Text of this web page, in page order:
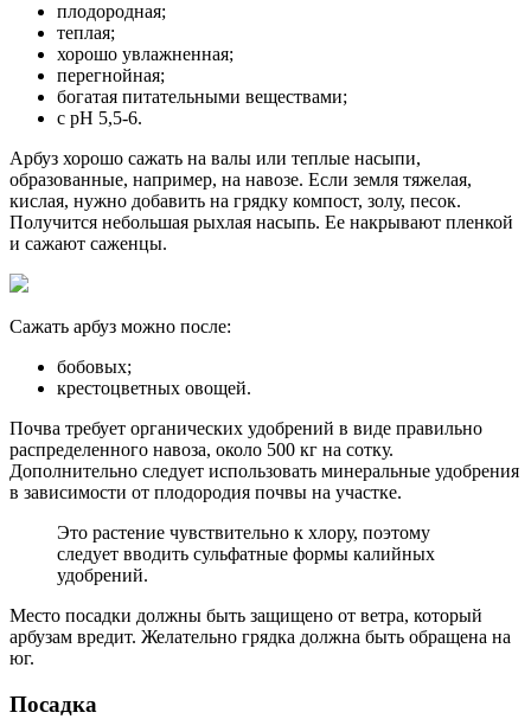
плодородная;
теплая;
хорошо увлажненная;
перегнойная;
богатая питательными веществами;
с pH 5,5-6.
Арбуз хорошо сажать на валы или теплые насыпи,
образованные, например, на навозе. Если земля тяжелая,
кислая, нужно добавить на грядку компост, золу, песок.
Получится небольшая рыхлая насыпь. Ее накрывают пленкой
и сажают саженцы.
Сажать арбуз можно после:
бобовых;
крестоцветных овощей.
Почва требует органических удобрений в виде правильно
распределенного навоза, около 500 кг на сотку.
Дополнительно следует использовать минеральные удобрения
в зависимости от плодородия почвы на участке.
Это растение чувствительно к хлору, поэтому
следует вводить сульфатные формы калийных
удобрений.
Место посадки должны быть защищено от ветра, который
арбузам вредит. Желательно грядка должна быть обращена на
юг.
Посадка